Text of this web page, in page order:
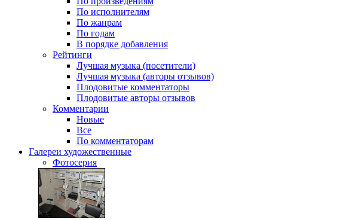
По исполнителям
По жанрам
По годам
В порядке добавления
Рейтинги
Лучшая музыка (посетители)
Лучшая музыка (авторы отзывов)
Плодовитые комментаторы
Плодовитые авторы отзывов
Комментарии
Новые
Все
По комментаторам
Галереи художественные
Фотосерия